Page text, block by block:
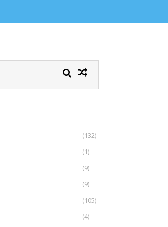
(132)
(1)
(9)
(9)
(105)
(4)